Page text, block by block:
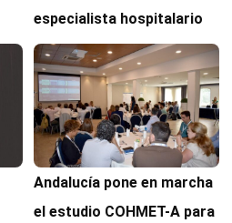
especialista hospitalario
Andalucía pone en marcha
el estudio COHMET-A para